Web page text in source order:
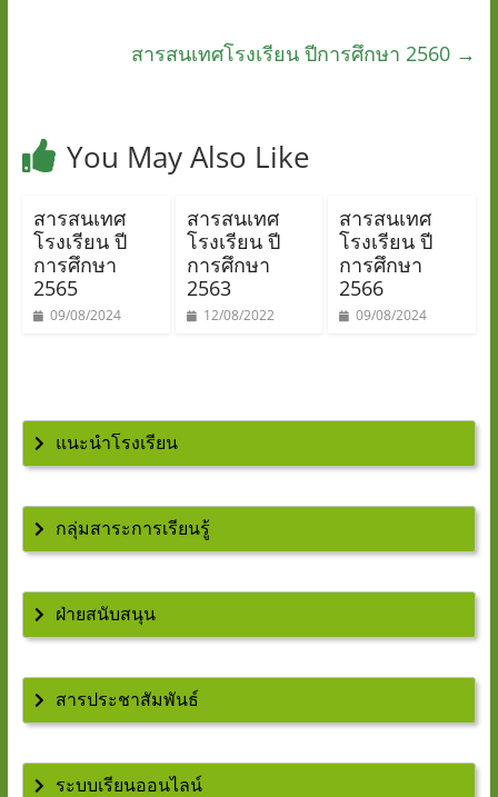
สารสนเทศโรงเรียน ปีการศึกษา 2560 →
You May Also Like
สารสนเทศ
โรงเรียน ปี
การศึกษา
2565
09/08/2024
สารสนเทศ
โรงเรียน ปี
การศึกษา
2563
12/08/2022
สารสนเทศ
โรงเรียน ปี
การศึกษา
2566
09/08/2024
แนะนำโรงเรียน
กลุ่มสาระการเรียนรู้
ฝ่ายสนับสนุน
สารประชาสัมพันธ์
ระบบเรียนออนไลน์